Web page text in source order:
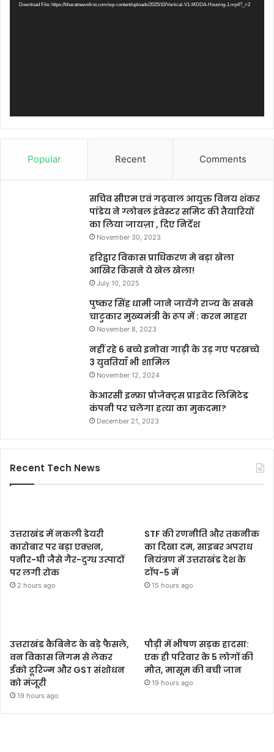
Download File: https://bharatnewsfirst.com/wp-content/uploads/2025/10/Vertical-V1-MDDA-Housing-1.mp4?_=2
Popular Recent Comments
सचिव सीएम एवं गढ़वाल आयुक्त विनय शंकर
पांडेय ने ग्लोबल इंवेस्टर समिट की तैयारियों
का लिया जायज़ा , दिए निर्देश
November 30, 2023
हरिद्वार विकास प्राधिकरण मे बड़ा खेला
आखिर किसने ये खेल खेला!
July 10, 2025
पुष्कर सिंह धामी जाने जायेंगे राज्य के सबसे
चाटुकार मुख्यमंत्री के रूप में : करन माहरा
November 8, 2023
नहीं रहे 6 बच्चे इनोवा गाड़ी के उड़ गए परखच्चे
3 युवतियाँ भी शामिल
November 12, 2024
केआरसी इन्फ्रा प्रोजेक्ट्स प्राइवेट लिमिटेड
कंपनी पर चलेगा हत्या का मुकदमा?
December 21, 2023
Recent Tech News
उत्तराखंड में नकली डेयरी
कारोबार पर बड़ा एक्शन,
पनीर-घी जैसे गैर-दुग्ध उत्पादों
पर लगी रोक
2 hours ago
STF की रणनीति और तकनीक
का दिखा दम, साइबर अपराध
नियंत्रण में उत्तराखंड देश के
टॉप-5 में
15 hours ago
उत्तराखंड कैबिनेट के बड़े फैसले,
वन विकास निगम से लेकर
ईको टूरिज्म और GST संशोधन
को मंजूरी
19 hours ago
पौड़ी में भीषण सड़क हादसा:
एक ही परिवार के 5 लोगों की
मौत, मासूम की बची जान
19 hours ago